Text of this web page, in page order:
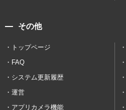
その他
トップページ
FAQ
システム更新履歴
運営
アプリカメラ機能